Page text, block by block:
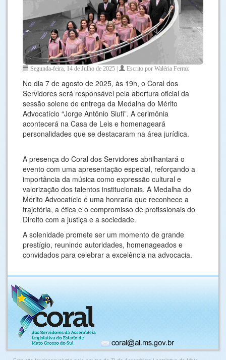
Segunda-feira, 14 de Julho de 2025 | Escrito por Waléria Ferraz
No dia 7 de agosto de 2025, às 19h, o Coral dos
Servidores será responsável pela abertura oficial da
sessão solene de entrega da Medalha do Mérito
Advocatício “Jorge Antônio Siufi”. A cerimônia
acontecerá na Casa de Leis e homenageará
personalidades que se destacaram na área jurídica.
A presença do Coral dos Servidores abrilhantará o
evento com uma apresentação especial, reforçando a
importância da música como expressão cultural e
valorização dos talentos institucionais. A Medalha do
Mérito Advocatício é uma honraria que reconhece a
trajetória, a ética e o compromisso de profissionais do
Direito com a justiça e a sociedade.
A solenidade promete ser um momento de grande
prestígio, reunindo autoridades, homenageados e
convidados para celebrar a excelência na advocacia.